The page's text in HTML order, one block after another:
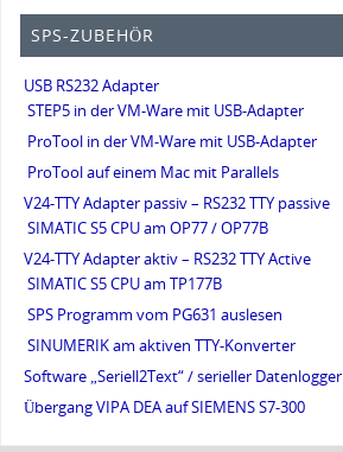
SPS-ZUBEHÖR
USB RS232 Adapter
STEP5 in der VM-Ware mit USB-Adapter
ProTool in der VM-Ware mit USB-Adapter
ProTool auf einem Mac mit Parallels
V24-TTY Adapter passiv – RS232 TTY passive
SIMATIC S5 CPU am OP77 / OP77B
V24-TTY Adapter aktiv – RS232 TTY Active
SIMATIC S5 CPU am TP177B
SPS Programm vom PG631 auslesen
SINUMERIK am aktiven TTY-Konverter
Software „Seriell2Text“ / serieller Datenlogger
Übergang VIPA DEA auf SIEMENS S7-300